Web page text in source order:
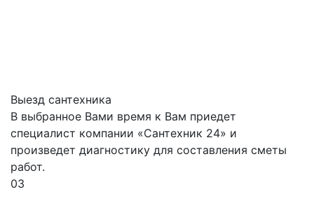
Выезд сантехника
В выбранное Вами время к Вам приедет
специалист компании «Сантехник 24» и
произведет диагностику для составления сметы
работ.
03